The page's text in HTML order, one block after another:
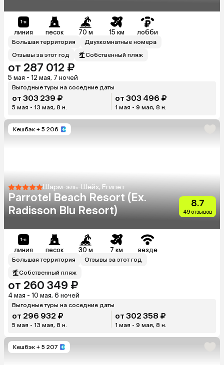
линия песок 70 м 15 км лобби
Большая территория
Двухкомнатные номера
Отзывы за этот год
Собственный пляж
от 287 012 ₽
5 мая - 12 мая, 7 ночей
Выгодные туры на соседние даты
от 303 239 ₽
5 мая - 13 мая, 8 н.
от 303 496 ₽
1 мая - 9 мая, 8 н.
Кешбэк + 5 206
Шарм-эль-Шейх, Египет
Parrotel Beach Resort (Ex.
Radisson Blu Resort)
8.7
49 отзывов
линия песок 30 м 7 км везде
Большая территория
Отзывы за этот год
Собственный пляж
от 260 349 ₽
4 мая - 10 мая, 6 ночей
Выгодные туры на соседние даты
от 296 932 ₽
5 мая - 13 мая, 8 н.
от 302 358 ₽
1 мая - 9 мая, 8 н.
Кешбэк + 5 207